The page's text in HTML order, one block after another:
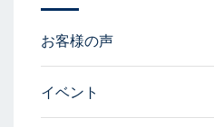
お客様の声
イベント